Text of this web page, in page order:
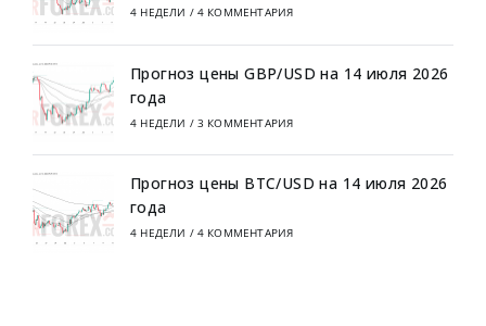
4 НЕДЕЛИ / 4 КОММЕНТАРИЯ
Прогноз цены GBP/USD на 14 июля 2026
года
4 НЕДЕЛИ / 3 КОММЕНТАРИЯ
Прогноз цены BTC/USD на 14 июля 2026
года
4 НЕДЕЛИ / 4 КОММЕНТАРИЯ